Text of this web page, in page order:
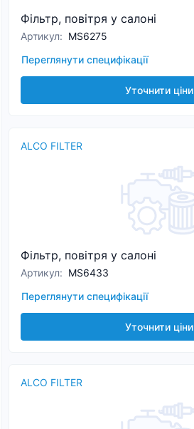
Фільтр, повітря у салоні
Артикул: MS6275
Переглянути специфікації
Уточнити ціни
ALCO FILTER
Фільтр, повітря у салоні
Артикул: MS6433
Переглянути специфікації
Уточнити ціни
ALCO FILTER